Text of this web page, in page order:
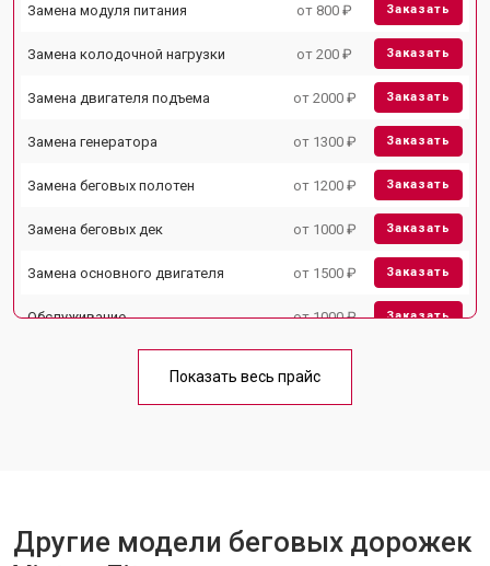
Замена модуля питания от 800 ₽ Заказать
Замена колодочной нагрузки от 200 ₽ Заказать
Замена двигателя подъема от 2000 ₽ Заказать
Замена генератора от 1300 ₽ Заказать
Замена беговых полотен от 1200 ₽ Заказать
Замена беговых дек от 1000 ₽ Заказать
Замена основного двигателя от 1500 ₽ Заказать
Обслуживание от 1000 ₽ Заказать
Замена блока питания от 1000 ₽
Показать весь прайс
Другие модели беговых дорожек